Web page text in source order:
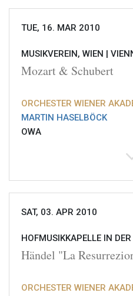
TUE, 16. MAR 2010
MUSIKVEREIN, WIEN |
Mozart & Schubert
ORCHESTER WIENER
MARTIN HASELBÖCK
OWA
SAT, 03. APR 2010
HOFMUSIKKAPELLE IN
Händel "La
ORCHESTER WIENER